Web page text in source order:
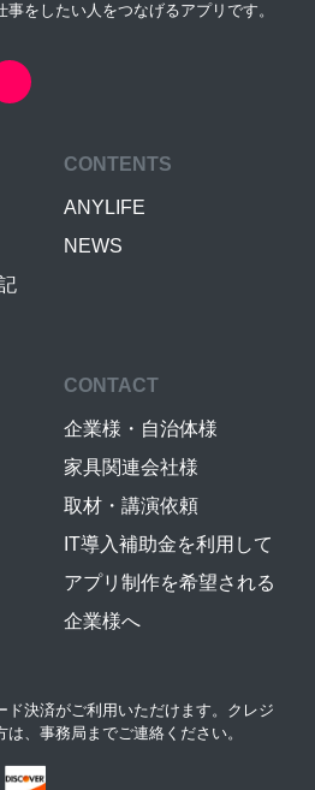
をしたい人をつなげるアプリです。
CONTENTS
ANYLIFE
NEWS
CONTACT
企業様・自治体様
家具関連会社様
取材・講演依頼
IT導入補助金を利用して
アプリ制作を希望される
企業様へ
ド決済がご利用いただけます。クレジ
、事務局までご連絡ください。